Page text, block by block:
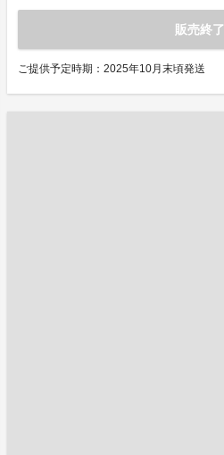
販売終了
ご提供予定時期：2025年10月末頃発送